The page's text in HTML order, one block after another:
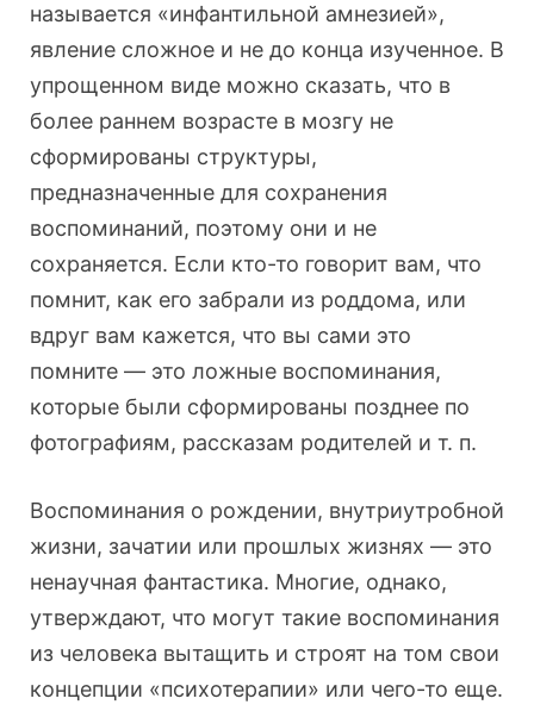
называется «инфантильной амнезией»,
явление сложное и не до конца изученное. В
упрощенном виде можно сказать, что в
более раннем возрасте в мозгу не
сформированы структуры,
предназначенные для сохранения
воспоминаний, поэтому они и не
сохраняется. Если кто-то говорит вам, что
помнит, как его забрали из роддома, или
вдруг вам кажется, что вы сами это
помните — это ложные воспоминания,
которые были сформированы позднее по
фотографиям, рассказам родителей и т. п.
Воспоминания о рождении, внутриутробной
жизни, зачатии или прошлых жизнях — это
ненаучная фантастика. Многие, однако,
утверждают, что могут такие воспоминания
из человека вытащить и строят на том свои
концепции «психотерапии» или чего-то еще.